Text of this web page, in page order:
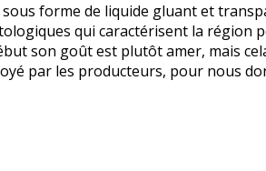
forme de liquide gluant et
qui caractérisent la région
son goût est plutôt amer, mais
par les producteurs, pour nous